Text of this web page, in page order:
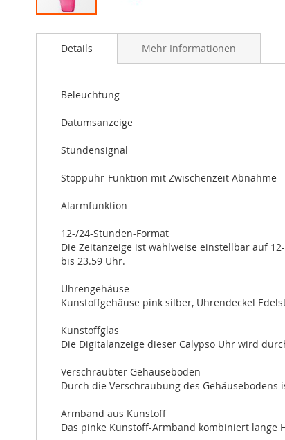
Anfang
Details
Beleuchtung
Datumsanzeige
Stundensignal
Stoppuhr-Funktion mit Zwischenzeit Abnahme
Alarmfunktion
12-/24-Stunden-Format
Die Zeitanzeige ist wahlweise einstellbar auf
bis 23.59 Uhr.
Uhrengehäuse
Kunstoffgehäuse pink silber, Uhrendeckel
Kunstoffglas
Die Digitalanzeige dieser Calypso Uhr wird
Verschraubter Gehäuseboden
Durch die Verschraubung des
Armband aus Kunstoff
Das pinke Kunstoff-Armband kombiniert lange
Mehr Informationen